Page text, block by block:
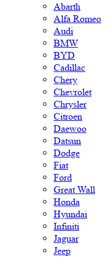
Abarth
Alfa Romeo
Audi
BMW
BYD
Cadillac
Chery
Chevrolet
Chrysler
Citroen
Daewoo
Datsun
Dodge
Fiat
Ford
Great Wall
Honda
Hyundai
Infiniti
Jaguar
Jeep